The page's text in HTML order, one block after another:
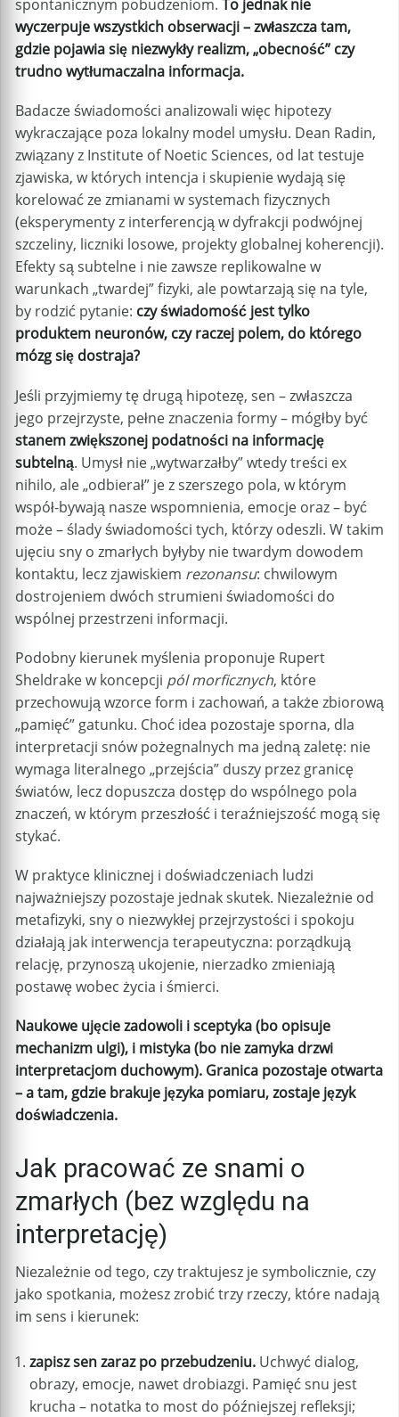
spontanicznym pobudzeniom. To jednak nie
wyczerpuje wszystkich obserwacji – zwłaszcza tam,
gdzie pojawia się niezwykły realizm, „obecność” czy
trudno wytłumaczalna informacja.
Badacze świadomości analizowali więc hipotezy
wykraczające poza lokalny model umysłu. Dean Radin,
związany z Institute of Noetic Sciences, od lat testuje
zjawiska, w których intencja i skupienie wydają się
korelować ze zmianami w systemach fizycznych
(eksperymenty z interferencją w dyfrakcji podwójnej
szczeliny, liczniki losowe, projekty globalnej koherencji).
Efekty są subtelne i nie zawsze replikowalne w
warunkach „twardej” fizyki, ale powtarzają się na tyle,
by rodzić pytanie: czy świadomość jest tylko
produktem neuronów, czy raczej polem, do którego
mózg się dostraja?
Jeśli przyjmiemy tę drugą hipotezę, sen – zwłaszcza
jego przejrzyste, pełne znaczenia formy – mógłby być
stanem zwiększonej podatności na informację
subtelną. Umysł nie „wytwarzałby” wtedy treści ex
nihilo, ale „odbierał” je z szerszego pola, w którym
współ-bywają nasze wspomnienia, emocje oraz – być
może – ślady świadomości tych, którzy odeszli. W takim
ujęciu sny o zmarłych byłyby nie twardym dowodem
kontaktu, lecz zjawiskiem rezonansu: chwilowym
dostrojeniem dwóch strumieni świadomości do
wspólnej przestrzeni informacji.
Podobny kierunek myślenia proponuje Rupert
Sheldrake w koncepcji pól morficznych, które
przechowują wzorce form i zachowań, a także zbiorową
„pamięć” gatunku. Choć idea pozostaje sporna, dla
interpretacji snów pożegnalnych ma jedną zaletę: nie
wymaga literalnego „przejścia” duszy przez granicę
światów, lecz dopuszcza dostęp do wspólnego pola
znaczeń, w którym przeszłość i teraźniejszość mogą się
stykać.
W praktyce klinicznej i doświadczeniach ludzi
najważniejszy pozostaje jednak skutek. Niezależnie od
metafizyki, sny o niezwykłej przejrzystości i spokoju
działają jak interwencja terapeutyczna: porządkują
relację, przynoszą ukojenie, nierzadko zmieniają
postawę wobec życia i śmierci.
Naukowe ujęcie zadowoli i sceptyka (bo opisuje
mechanizm ulgi), i mistyka (bo nie zamyka drzwi
interpretacjom duchowym). Granica pozostaje otwarta
– a tam, gdzie brakuje języka pomiaru, zostaje język
doświadczenia.
Jak pracować ze snami o
zmarłych (bez względu na
interpretację)
Niezależnie od tego, czy traktujesz je symbolicznie, czy
jako spotkania, możesz zrobić trzy rzeczy, które nadają
im sens i kierunek:
zapisz sen zaraz po przebudzeniu. Uchwyć dialog,
obrazy, emocje, nawet drobiazgi. Pamięć snu jest
krucha – notatka to most do późniejszej refleksji;